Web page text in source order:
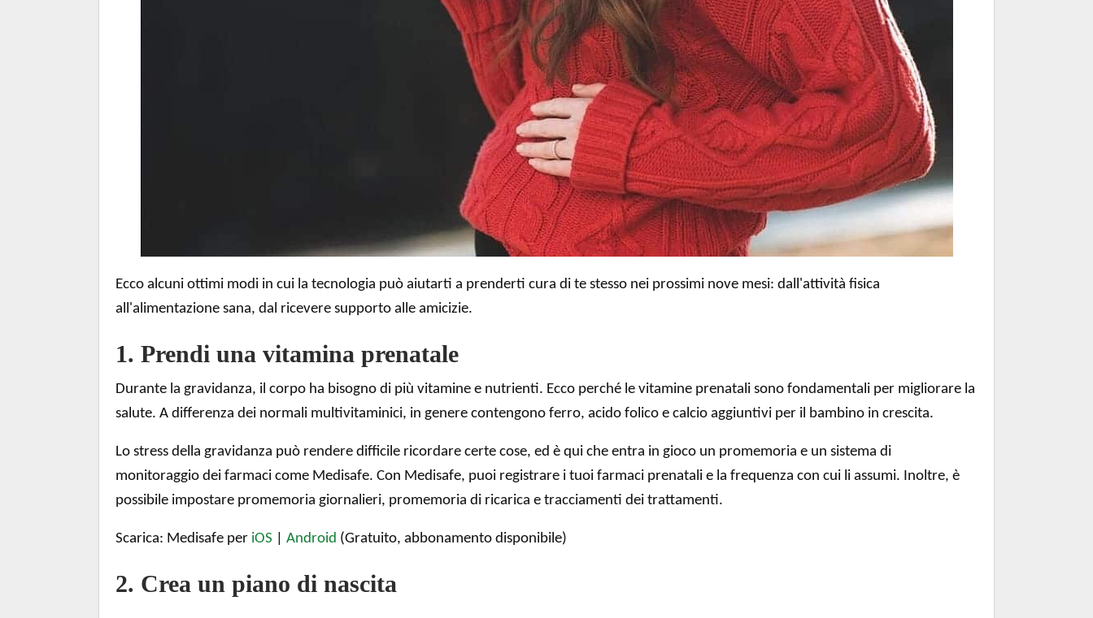
Ecco alcuni ottimi modi in cui la tecnologia può aiutarti a prenderti cura di te stesso nei prossimi nove mesi: dall'attività fisica
all'alimentazione sana, dal ricevere supporto alle amicizie.
1. Prendi una vitamina prenatale
Durante la gravidanza, il corpo ha bisogno di più vitamine e nutrienti. Ecco perché le vitamine prenatali sono fondamentali per migliorare la
salute. A differenza dei normali multivitaminici, in genere contengono ferro, acido folico e calcio aggiuntivi per il bambino in crescita.
Lo stress della gravidanza può rendere difficile ricordare certe cose, ed è qui che entra in gioco un promemoria e un sistema di
monitoraggio dei farmaci come Medisafe. Con Medisafe, puoi registrare i tuoi farmaci prenatali e la frequenza con cui li assumi. Inoltre, è
possibile impostare promemoria giornalieri, promemoria di ricarica e tracciamenti dei trattamenti.
Scarica: Medisafe per iOS Android (Gratuito, abbonamento disponibile)
2. Crea un piano di nascita